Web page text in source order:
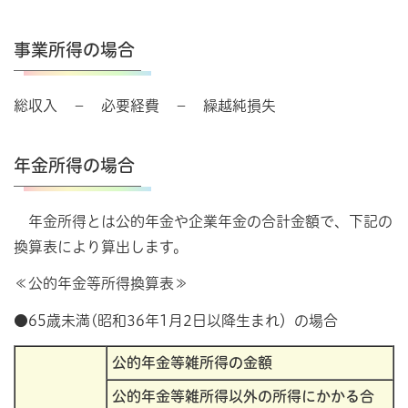
事業所得の場合
総収入 － 必要経費 － 繰越純損失
年金所得の場合
年金所得とは公的年金や企業年金の合計金額で、下記の
換算表により算出します。
≪公的年金等所得換算表≫
●65歳未満(昭和36年1月2日以降生まれ）の場合
公的年金等雑所得の金額
公的年金等雑所得以外の所得にかかる合